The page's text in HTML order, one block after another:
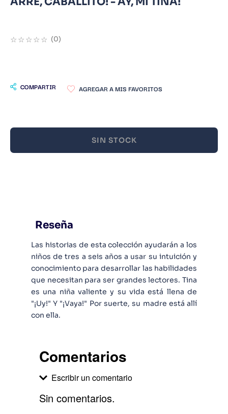
☆☆☆☆☆ (0)
COMPARTIR
SIN STOCK
Reseña
Las historias de esta colección ayudarán a los
niños de tres a seis años a usar su intuición y
conocimiento para desarrollar las habilidades
que necesitan para ser grandes lectores. Tina
es una niña valiente y su vida está llena de
"¡Uy!" Y "¡Vaya!" Por suerte, su madre está allí
con ella.
Comentarios
Escribir un comentario
Sin comentarios.